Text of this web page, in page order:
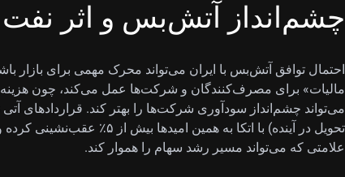
چشم‌انداز آتش‌بس و اثر نفت
احتمال توافق آتش‌بس با ایران می‌تواند محرک مهمی برای
مالیات» برای مصرف‌کنندگان و شرکت‌ها عمل می‌کند، چون
علامتی که می‌تواند مسیر رشد سهام را هموار کند.